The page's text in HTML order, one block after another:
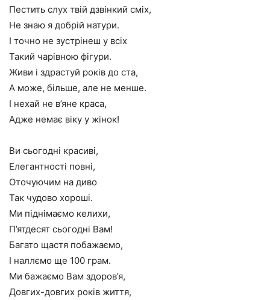
Пестить слух твій дзвінкий сміх,
Не знаю я добрій натури.
І точно не зустрінеш у всіх
Такий чарівною фігури.
Живи і здрастуй років до ста,
А може, більше, але не менше.
І нехай не в’яне краса,
Адже немає віку у жінок!
Ви сьогодні красиві,
Елегантності повні,
Оточуючим на диво
Так чудово хороші.
Ми піднімаємо келихи,
П’ятдесят сьогодні Вам!
Багато щастя побажаємо,
І наллємо ще 100 грам.
Ми бажаємо Вам здоров’я,
Довгих-довгих років життя,